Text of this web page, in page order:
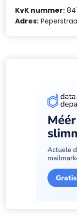
KvK nummer:
Adres: